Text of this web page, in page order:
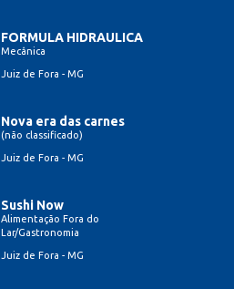
FORMULA HIDRAULICA
Mecânica
Juiz de Fora - MG
Nova era das carnes
(não classificado)
Juiz de Fora - MG
Sushi Now
Alimentação Fora do
Lar/Gastronomia
Juiz de Fora - MG